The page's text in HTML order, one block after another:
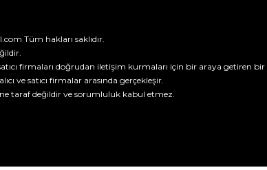
Tüm hakları saklıdır.
firmaları doğrudan iletişim kurmaları için bir araya getiren bir
ve satıcı firmalar arasında gerçekleşir.
taraf değildir ve sorumluluk kabul etmez.